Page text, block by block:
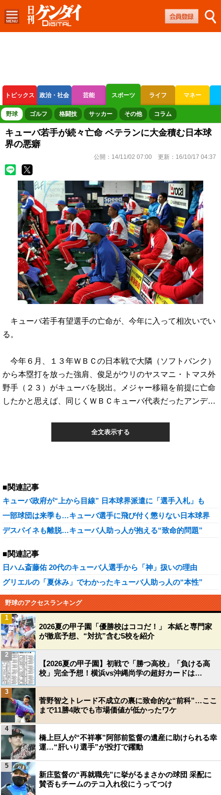
トピックス 政治・社会 芸能 スポーツ ライフ マネー
ボートレース 競輪 オートレース
野球 ゴルフ 格闘技 サッカー その他 コラム
キューバ若手が続々亡命 ベテランに大金積む日本球
界の悪癖
公開： 14/11/02 07:00 更新： 16/10/17 04:37
キューバ若手有望選手の亡命が、今年に入って相次いでい
る。
今年６月、１３年ＷＢＣの日本戦で大隣（ソフトバンク）
から本塁打を放った強肩、俊足がウリのヤスマニ・トマス外
野手（２３）がキューバを脱出。メジャー移籍を前提に亡命
したかと思えば、同じくＷＢＣキューバ代表だったアンデ…
全文表示する
■関連記事
キューバ政府が“上から目線” 日本球界派遣に「選手入札」も
一部球団は来季も…キューバ選手に飛び付く懲りない日本球界
デスパイネも離脱…キューバ人助っ人が抱える“致命的問題”
■関連記事
日ハム斎藤佑 20代のキューバ人選手から「神」扱いの理由
グリエルの「夏休み」でわかったキューバ人助っ人の“本性”
野球のアクセスランキング
2026夏の甲子園「優勝校はココだ！」 本紙と専門家
が徹底予想、“対抗”含む5校を紹介
1
【2026夏の甲子園】初戦で「勝つ高校」「負ける高
校」完全予想！横浜vs沖縄尚学の超好カードは…
2
菅野智之トレード不成立の裏に致命的な“前科”…ここ
まで11勝4敗でも市場価値が低かったワケ
3
橋上巨人が“不祥事”阿部前監督の遺産に助けられる幸
運…“肝いり選手”が投打で躍動
4
新庄監督の“再就職先”に挙がるまさかの球団 采配に
賛否もチームのテコ入れ役にうってつけ
5